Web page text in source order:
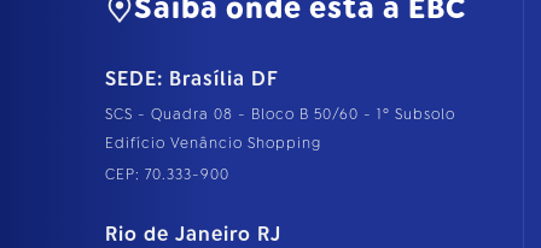
Saiba onde está a EBC
SEDE: Brasília DF
SCS - Quadra 08 - Bloco B 50/60 - 1º Subsolo
Edifício Venâncio Shopping
CEP: 70.333-900
Rio de Janeiro RJ